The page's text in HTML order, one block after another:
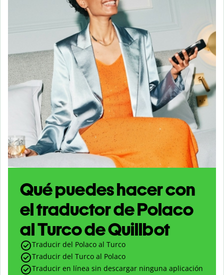
Qué puedes hacer con
el traductor de Polaco
al Turco de Quillbot
Traducir del Polaco al Turco
Traducir del Turco al Polaco
Traducir en línea sin descargar ninguna aplicación